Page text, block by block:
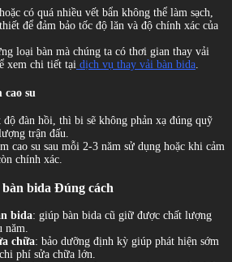
có quá nhiều vết bẩn không thể làm sạch,
để đảm bảo tốc độ lăn và độ chính xác của
loại bàn mà chúng ta có thơi gian thay vải
xem chi tiết tại dịch vụ thay vải bàn bida
su
độ đàn hồi, thì bi sẽ không phản xạ đúng quỹ
trận đấu.
cao su sau mỗi 2-3 năm sử dụng hoặc khi cảm
chính xác.
bida Đúng cách
bida: giúp bàn bida cũ giữ được chất lượng
chữa: bảo dưỡng định kỳ giúp phát hiện sớm
phí sửa chữa lớn.